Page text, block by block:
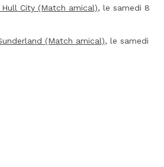
City (Match amical), le samedi 8
(Match amical), le samedi